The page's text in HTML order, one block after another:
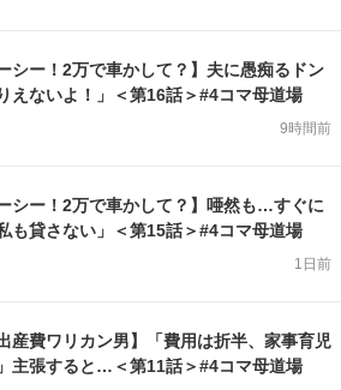
シー！2万で車かして？】夫に愚痴るドン
えないよ！」＜第16話＞#4コマ母道場
9時間前
ーシー！2万で車かして？】唖然も…すぐに
も貸さない」＜第15話＞#4コマ母道場
1日前
産費ワリカン男】「費用は折半、家事育児
主張すると…＜第11話＞#4コマ母道場